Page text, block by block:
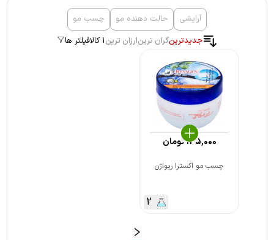
آرایشی حالت دهنده مو
چسب مو
جدیدترینگران ترینارزان ترین1 کالا فیلتر ها
چسب مو اکسترا ریواژن
135,000تومان
2